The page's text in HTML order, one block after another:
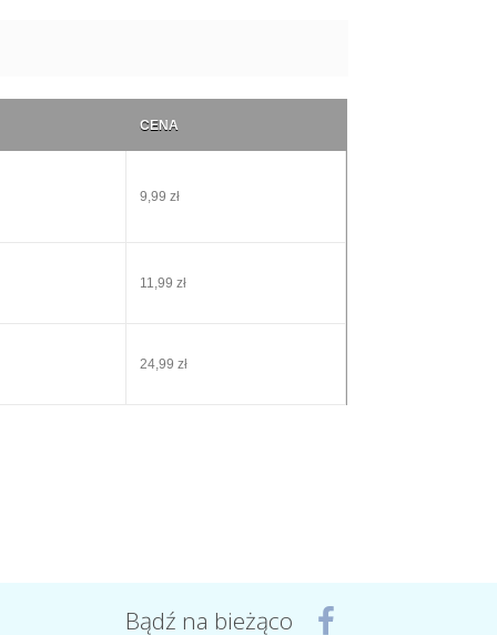
CENA
9,99 zł
11,99 zł
24,99 zł
Bądź na bieżąco